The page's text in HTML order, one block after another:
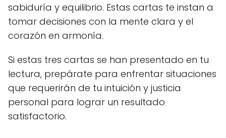
sabiduría y equilibrio. Estas cartas te instan a
tomar decisiones con la mente clara y el
corazón en armonía.
Si estas tres cartas se han presentado en tu
lectura, prepárate para enfrentar situaciones
que requerirán de tu intuición y justicia
personal para lograr un resultado
satisfactorio.